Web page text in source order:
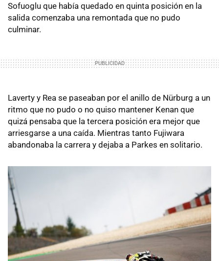
Sofuoglu que había quedado en quinta posición en la
salida comenzaba una remontada que no pudo
culminar.
Laverty y Rea se paseaban por el anillo de Nürburg a un
ritmo que no pudo o no quiso mantener Kenan que
quizá pensaba que la tercera posición era mejor que
arriesgarse a una caída. Mientras tanto Fujiwara
abandonaba la carrera y dejaba a Parkes en solitario.